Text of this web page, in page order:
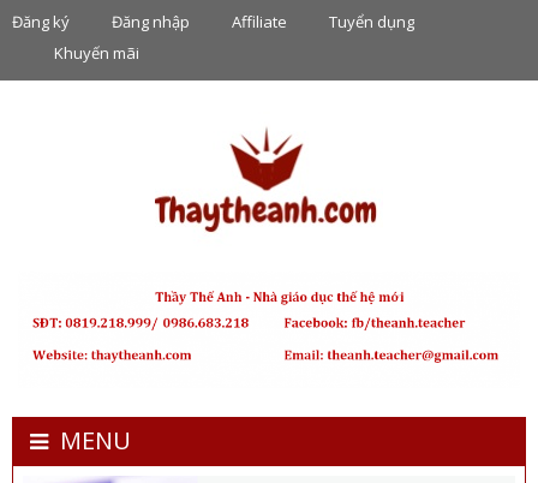
Đăng ký Đăng nhập Affiliate
Tuyển dụng
Khuyến mãi
MENU